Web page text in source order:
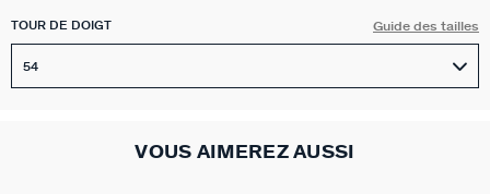
TOUR DE DOIGT Guide des tailles
54
VOUS AIMEREZ AUSSI